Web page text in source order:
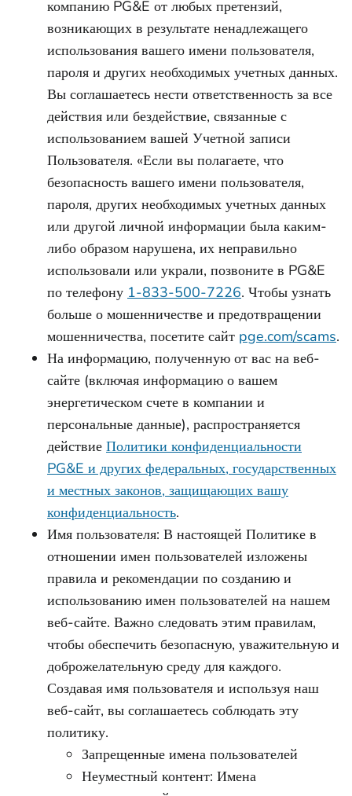
компанию PG&E от любых претензий,
возникающих в результате ненадлежащего
использования вашего имени пользователя,
пароля и других необходимых учетных данных.
Вы соглашаетесь нести ответственность за все
действия или бездействие, связанные с
использованием вашей Учетной записи
Пользователя. «Если вы полагаете, что
безопасность вашего имени пользователя,
пароля, других необходимых учетных данных
или другой личной информации была каким-
либо образом нарушена, их неправильно
использовали или украли, позвоните в PG&E
по телефону 1-833-500-7226. Чтобы узнать
больше о мошенничестве и предотвращении
мошенничества, посетите сайт pge.com/scams.
На информацию, полученную от вас на веб-
сайте (включая информацию о вашем
энергетическом счете в компании и
персональные данные), распространяется
действие Политики конфиденциальности
PG&E и других федеральных, государственных
и местных законов, защищающих вашу
конфиденциальность.
Имя пользователя: В настоящей Политике в
отношении имен пользователей изложены
правила и рекомендации по созданию и
использованию имен пользователей на нашем
веб-сайте. Важно следовать этим правилам,
чтобы обеспечить безопасную, уважительную и
доброжелательную среду для каждого.
Создавая имя пользователя и используя наш
веб-сайт, вы соглашаетесь соблюдать эту
политику.
Запрещенные имена пользователей
Неуместный контент: Имена